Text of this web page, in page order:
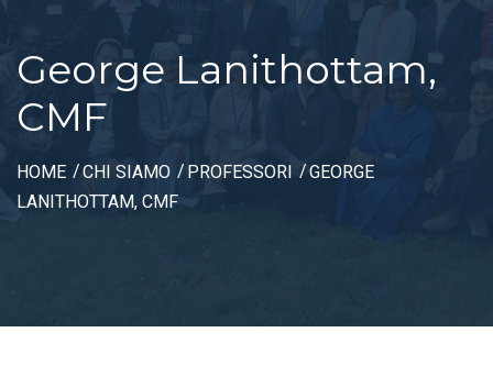
George Lanithottam,
CMF
HOME CHI SIAMO PROFESSORI
GEORGE
LANITHOTTAM, CMF